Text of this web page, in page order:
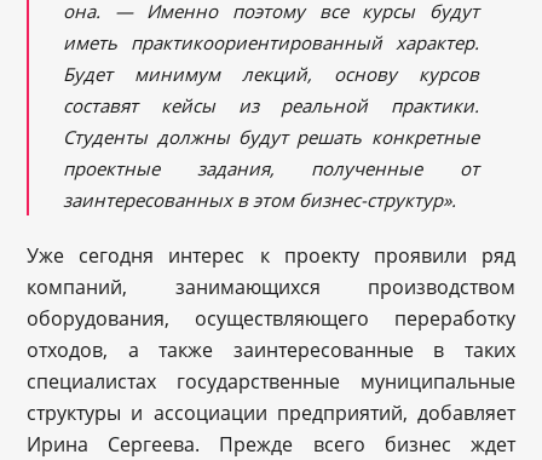
она. — Именно поэтому все курсы будут
иметь практикоориентированный характер.
Будет минимум лекций, основу курсов
составят кейсы из реальной практики.
Студенты должны будут решать конкретные
проектные задания, полученные от
заинтересованных в этом бизнес-структур».
Уже сегодня интерес к проекту проявили ряд
компаний, занимающихся производством
оборудования, осуществляющего переработку
отходов, а также заинтересованные в таких
специалистах государственные муниципальные
структуры и ассоциации предприятий, добавляет
Ирина Сергеева. Прежде всего бизнес ждет